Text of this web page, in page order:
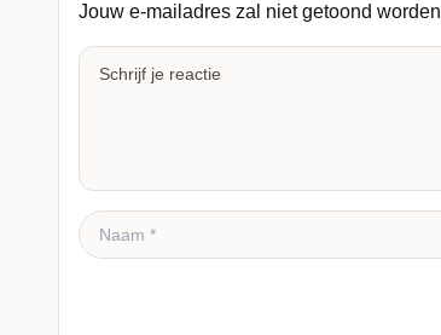
Jouw e-mailadres zal niet getoond worden